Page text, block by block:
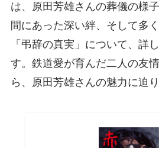
は、原田芳雄さんの葬儀の様
間にあった深い絆、そして多
「弔辞の真実」について、詳
す。鉄道愛が育んだ二人の友
ら、原田芳雄さんの魅力に迫り